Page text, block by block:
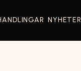
NYHETER